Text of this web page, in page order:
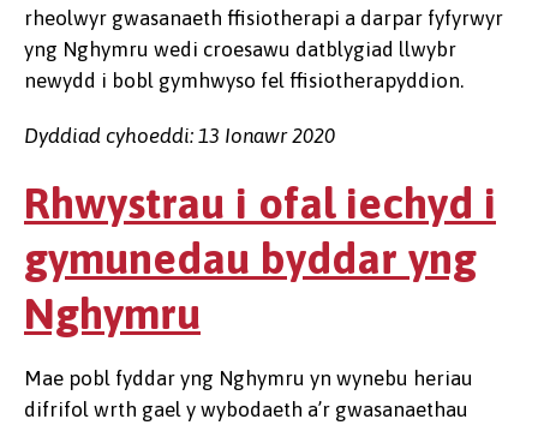
rheolwyr gwasanaeth ffisiotherapi a darpar fyfyrwyr
yng Nghymru wedi croesawu datblygiad llwybr
newydd i bobl gymhwyso fel ffisiotherapyddion.
Dyddiad cyhoeddi: 13 Ionawr 2020
Rhwystrau i ofal iechyd i
gymunedau byddar yng
Nghymru
Mae pobl fyddar yng Nghymru yn wynebu heriau
difrifol wrth gael y wybodaeth a’r gwasanaethau